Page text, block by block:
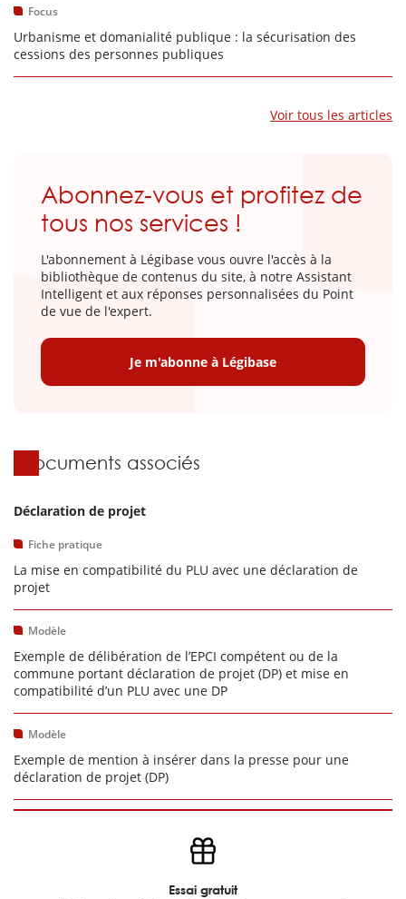
Focus
Urbanisme et domanialité publique : la sécurisation des
cessions des personnes publiques
Voir tous les articles
Abonnez-vous et profitez de
tous nos services !
L'abonnement à Légibase vous ouvre l'accès à la
bibliothèque de contenus du site, à notre Assistant
Intelligent et aux réponses personnalisées du Point
de vue de l'expert.
Je m'abonne à Légibase
Documents associés
Déclaration de projet
Fiche pratique
La mise en compatibilité du PLU avec une déclaration de
projet
Modèle
Exemple de délibération de l’EPCI compétent ou de la
commune portant déclaration de projet (DP) et mise en
compatibilité d’un PLU avec une DP
Modèle
Exemple de mention à insérer dans la presse pour une
déclaration de projet (DP)
Essai gratuit